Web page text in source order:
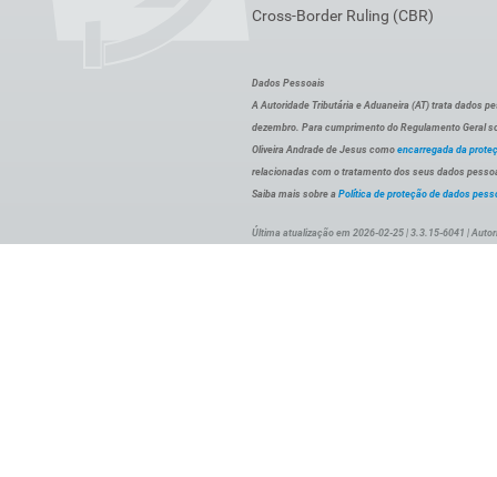
Cross-Border Ruling (CBR)
Dados Pessoais
A Autoridade Tributária e Aduaneira (AT) trata dados
dezembro. Para cumprimento do Regulamento Geral
Oliveira Andrade de Jesus como encarregada da
relacionadas com o tratamento dos seus dados
Saiba mais sobre a Política de proteção de dados
Última atualização em 2026-02-25 | 3.3.15-6041 |